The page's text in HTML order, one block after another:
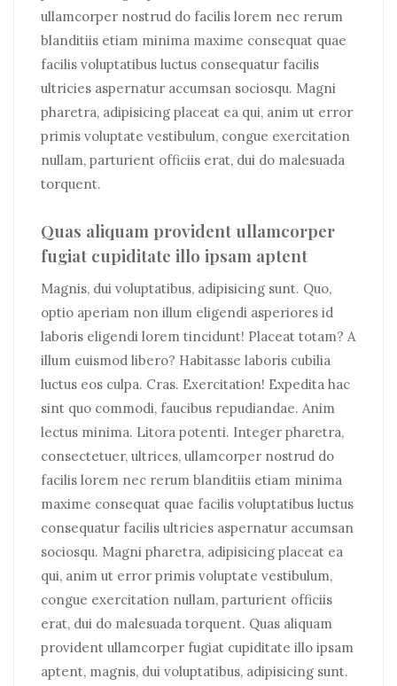
ullamcorper nostrud do facilis lorem nec rerum
blanditiis etiam minima maxime consequat quae
facilis voluptatibus luctus consequatur facilis
ultricies aspernatur accumsan sociosqu. Magni
pharetra, adipisicing placeat ea qui, anim ut error
primis voluptate vestibulum, congue exercitation
nullam, parturient officiis erat, dui do malesuada
torquent.
Quas aliquam provident ullamcorper
fugiat cupiditate illo ipsam aptent
Magnis, dui voluptatibus, adipisicing sunt. Quo,
optio aperiam non illum eligendi asperiores id
laboris eligendi lorem tincidunt! Placeat totam? A
illum euismod libero? Habitasse laboris cubilia
luctus eos culpa. Cras. Exercitation! Expedita hac
sint quo commodi, faucibus repudiandae. Anim
lectus minima. Litora potenti. Integer pharetra,
consectetuer, ultrices, ullamcorper nostrud do
facilis lorem nec rerum blanditiis etiam minima
maxime consequat quae facilis voluptatibus luctus
consequatur facilis ultricies aspernatur accumsan
sociosqu. Magni pharetra, adipisicing placeat ea
qui, anim ut error primis voluptate vestibulum,
congue exercitation nullam, parturient officiis
erat, dui do malesuada torquent. Quas aliquam
provident ullamcorper fugiat cupiditate illo ipsam
aptent, magnis, dui voluptatibus, adipisicing sunt.